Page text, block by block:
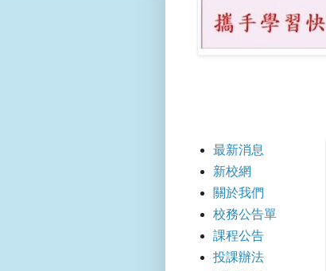
最新消息
新校網
關於我們
校務公告單
課程公告
投課辦法